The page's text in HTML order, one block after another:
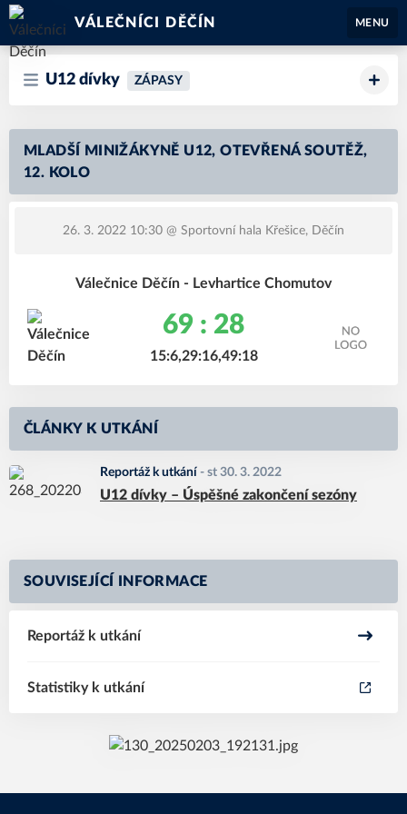
VÁLEČNÍCI DĚČÍN MENU
U12 dívky ZÁPASY
MLADŠÍ MINIŽÁKYNĚ U12, OTEVŘENÁ SOUTĚŽ,
12. KOLO
26. 3. 2022 10:30 @ Sportovní hala Křešice, Děčín
Válečnice Děčín - Levhartice Chomutov
69 : 28
15:6,29:16,49:18
ČLÁNKY K UTKÁNÍ
Reportáž k utkání - st 30. 3. 2022
U12 dívky – Úspěšné zakončení sezóny
SOUVISEJÍCÍ INFORMACE
Reportáž k utkání
Statistiky k utkání